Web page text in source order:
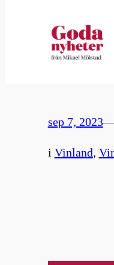
65.
sep 7, 2023
i Vinland,